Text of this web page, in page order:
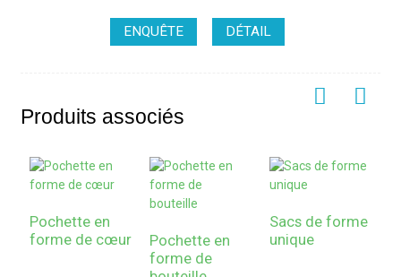
ENQUÊTE DÉTAIL
Produits associés
Pochette en
forme de cœur
Pochette en
forme de
Sacs de forme
unique